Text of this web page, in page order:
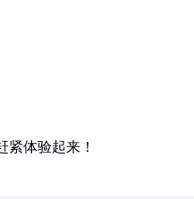
体验起来！